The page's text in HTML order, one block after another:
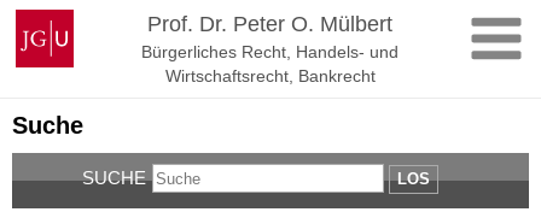
Zum
Inhalt
springen
Johannes
Gutenberg-
Universität
Prof. Dr. Peter O. Mülbert
Bürgerliches Recht, Handels- und
Wirtschaftsrecht, Bankrecht
Suche
SUCHE LOS